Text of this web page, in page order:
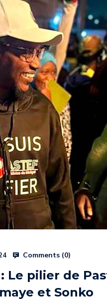
Comments (0)
Le pilier de
et Sonko